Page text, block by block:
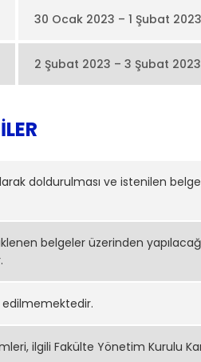
30 Ocak 2023 – 1 Şubat 2023
2 Şubat 2023 – 3 Şubat 2023
doldurulması ve istenilen
belgeler üzerinden
edilmemektedir.
ilgili Fakülte Yönetim Kurulu